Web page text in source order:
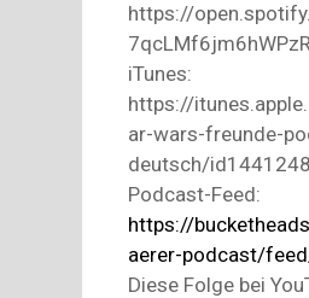
https://
iTunes:
https://
ar-wars-freunde-
deutsch/
Podcast-Feed:
https://
aerer-podcast/
Diese Folge bei